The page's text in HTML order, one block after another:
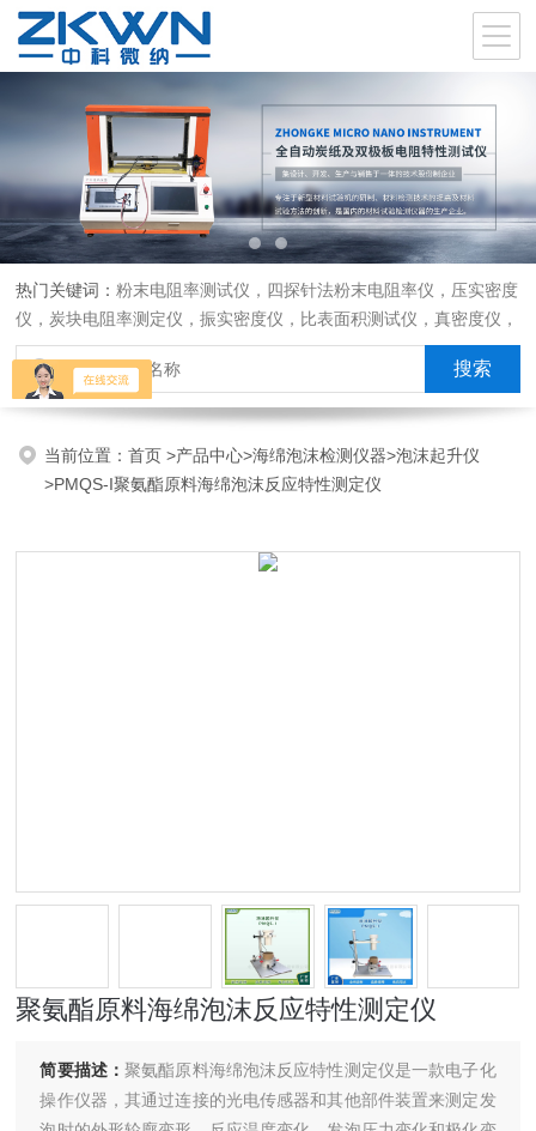
热门关键词：粉末电阻率测试仪，四探针法粉末电阻率仪，压实密度
仪，炭块电阻率测定仪，振实密度仪，比表面积测试仪，真密度仪，
炭块热膨胀仪，炭块透气率仪，炭块二氧化碳反应测定仪
当前位置：首页>产品中心>海绵泡沫检测仪器>泡沫起升仪
>PMQS-I聚氨酯原料海绵泡沫反应特性测定仪
聚氨酯原料海绵泡沫反应特性测定仪
简要描述：聚氨酯原料海绵泡沫反应特性测定仪是一款电子化
操作仪器，其通过连接的光电传感器和其他部件装置来测定发